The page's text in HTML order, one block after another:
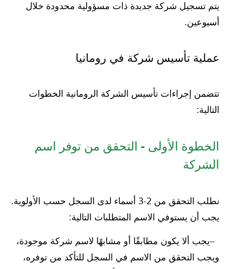
يتم تسجيل شركة جديدة ذات مسؤولية محدودة خلال
أسبوعين.
عملية تأسيس شركة في رومانيا
تتضمن إجراءات تأسيس الشركة الرومانية الخطوات
التالية:
الخطوة الأولى - التحقق من توفر اسم
الشركة
نطلب التحقق من 2-3 أسماء لدى السجل حسب الأولوية.
يجب أن يستوفي الاسم المتطلبات التالية:
يجب ألا يكون مطابقًا أو مشابهًا لاسم شركة موجودة،
ويجب التحقق من الاسم في السجل للتأكد من توفره،